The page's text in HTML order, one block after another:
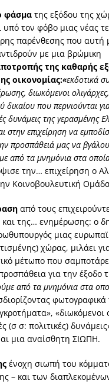
φάσμα της εξόδου της
υπό τον φόβο μιας νέας
παρένθεσης που αυτή
με μια βρώμικη
της καθαρής
οικονομίας:«εκδοτικά
διωκόμενοι
δικαίου που περνιούνται
δυνάμεις της γερασμένης
στην επιχείρηση να
προσπάθειά μας να
από τα μνημόνια στα οποία
την… επιχείρηση ο
Κοινοβουλευτική
από τους
και της… ενημέρωσης: ο
μιας
χώρας, μιλάει
μέτωπο που
για την έξοδο
από τα μνημόνια στα
«διωκόμενοι
(σ σ: πολιτικές)
μια αναίσθητη ΣΙΩΠΗ.
ένοχη σιωπή του
– και των